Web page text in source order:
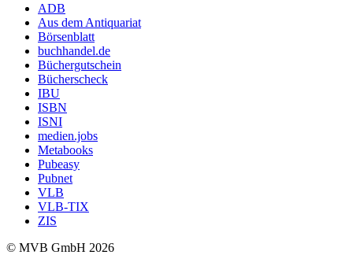
ADB
Aus dem Antiquariat
Börsenblatt
buchhandel.de
Büchergutschein
Bücherscheck
IBU
ISBN
ISNI
medien.jobs
Metabooks
Pubeasy
Pubnet
VLB
VLB-TIX
ZIS
© MVB GmbH 2026